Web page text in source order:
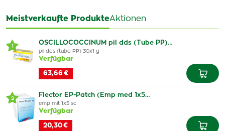
Meistverkaufte ProdukteAktionen
1 OSCILLOCOCCINUM pil dds (Tube PP)…
pil dds (tuba PP) 30x1 g
Verfügbar
63,66 €
2 Flector EP-Patch (Emp med 1x5…
emp mit 1x5 sc
Verfügbar
20,30 €